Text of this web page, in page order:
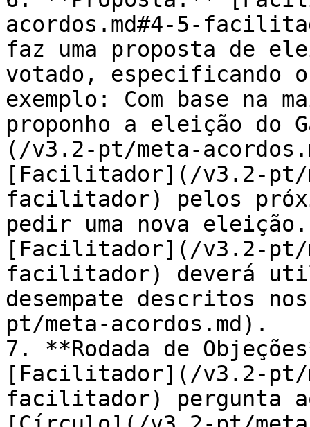
acordos.md#4-5-
faz uma proposta de
votado, especificando
exemplo: Com base na
proponho a eleição do
(/v3.2-pt/meta-
[Facilitador](/v3.2-pt/
facilitador) pelos
pedir uma nova
[Facilitador](/v3.2-pt/
facilitador) deverá
desempate descritos
pt/meta-acordos.md).
7. **Rodada de
[Facilitador](/v3.2-pt/
facilitador) pergunta